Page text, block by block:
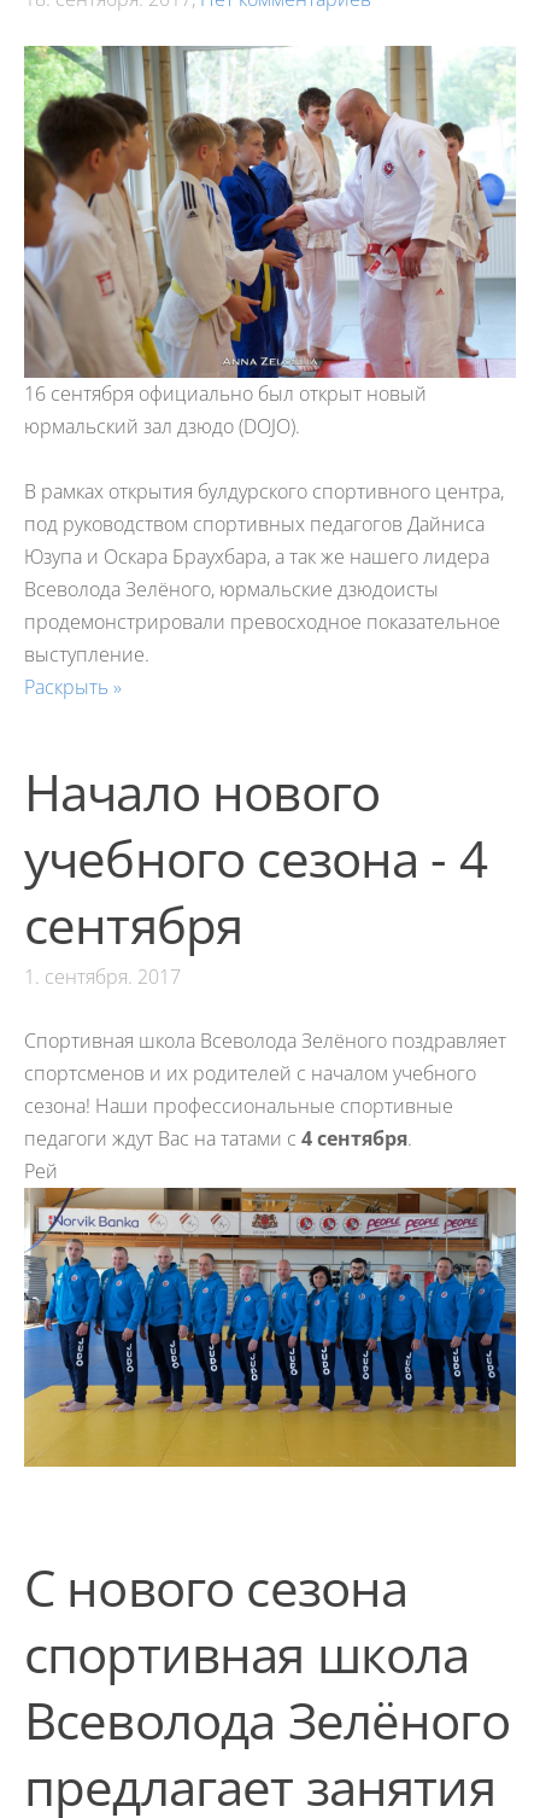
16 сентября официально был открыт новый
юрмальский зал дзюдо (DOJO).
В рамках открытия булдурского спортивного центра,
под руководством спортивных педагогов Дайниса
Юзупа и Оскара Браухбара, а так же нашего лидера
Всеволода Зелёного, юрмальские дзюдоисты
продемонстрировали превосходное показательное
выступление.
Раскрыть »
Начало нового
учебного сезона - 4
сентября
1. сентября. 2017
Спортивная школа Всеволода Зелёного поздравляет
спортсменов и их родителей с началом учебного
сезона! Наши профессиональные спортивные
педагоги ждут Вас на татами с 4 сентября.
Рей
С нового сезона
спортивная школа
Всеволода Зелёного
предлагает занятия